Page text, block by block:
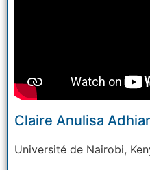
Claire Anulisa
Université de Nairobi,